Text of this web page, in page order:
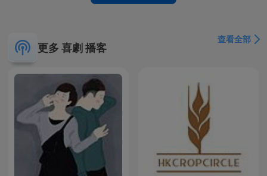
更多 喜劇 播客
查看全部